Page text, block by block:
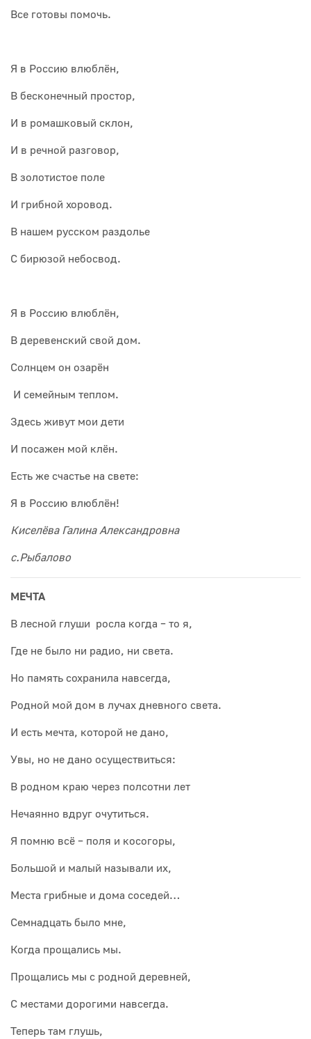
Все готовы помочь.
Я в Россию влюблён,
В бесконечный простор,
И в ромашковый склон,
И в речной разговор,
В золотистое поле
И грибной хоровод.
В нашем русском раздолье
С бирюзой небосвод.
Я в Россию влюблён,
В деревенский свой дом.
Солнцем он озарён
И семейным теплом.
Здесь живут мои дети
И посажен мой клён.
Есть же счастье на свете:
Я в Россию влюблён!
Киселёва Галина Александровна
с.Рыбалово
МЕЧТА
В лесной глуши росла когда – то я,
Где не было ни радио, ни света.
Но память сохранила навсегда,
Родной мой дом в лучах дневного света.
И есть мечта, которой не дано,
Увы, но не дано осуществиться:
В родном краю через полсотни лет
Нечаянно вдруг очутиться.
Я помню всё – поля и косогоры,
Большой и малый называли их,
Места грибные и дома соседей…
Семнадцать было мне,
Когда прощались мы.
Прощались мы с родной деревней,
С местами дорогими навсегда.
Теперь там глушь,